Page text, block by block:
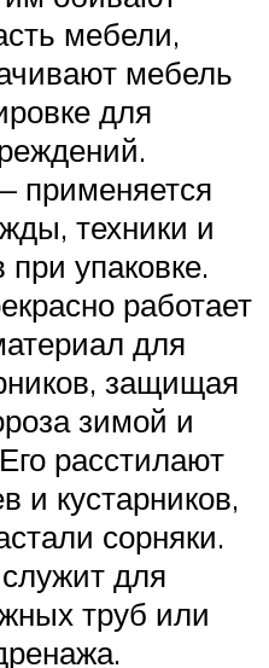
мебели,
мебель
для
применяется
техники и
при упаковке.
работает
для
защищая
зимой и
расстилают
и кустарников,
сорняки.
для
труб или